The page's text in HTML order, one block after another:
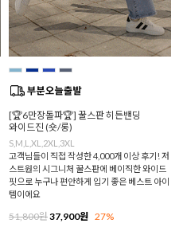
[🏆6만장돌파🏆] 꿀스판 히든밴딩
와이드진 (숏/롱)
S,M,L,XL,2XL,3XL
고객님들이 직접 작성한 4,000개 이상 후기! 저
스트원의 시그니처 꿀스판에 베이직한 와이드
핏으로 누구나 편안하게 입기 좋은 베스트 아이
템이에요
51,800원37,900원 27%